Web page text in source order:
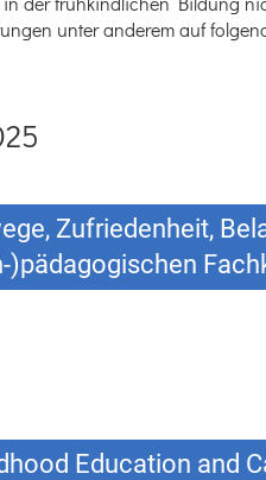
unter anderem auf
Zufriedenheit,
)pädagogischen
Education and